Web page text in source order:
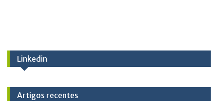
Linkedin
Artigos recentes